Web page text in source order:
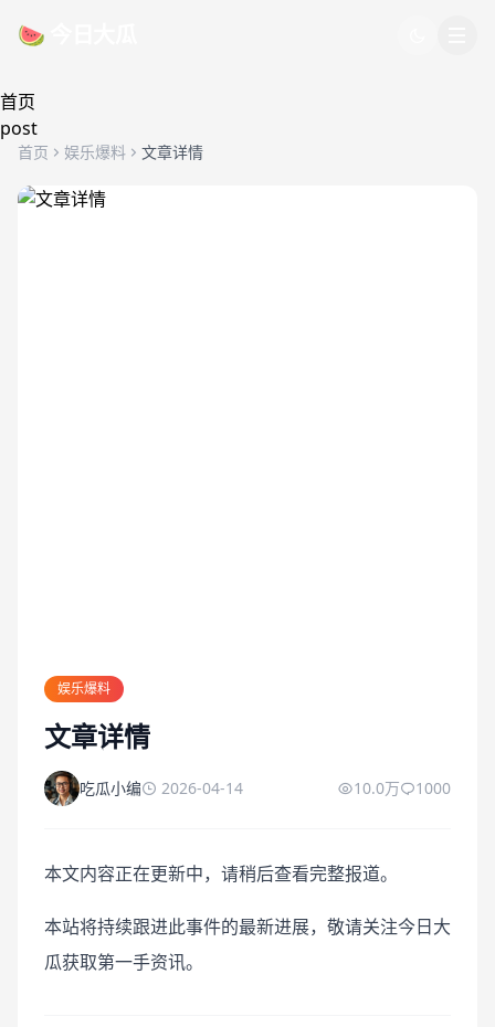
🍉 今日大瓜
首页
post
首页 娱乐爆料 文章详情
娱乐爆料
文章详情
吃瓜小编 2026-04-14 10.0万 1000
本文内容正在更新中，请稍后查看完整报道。
本站将持续跟进此事件的最新进展，敬请关注今日大
瓜获取第一手资讯。